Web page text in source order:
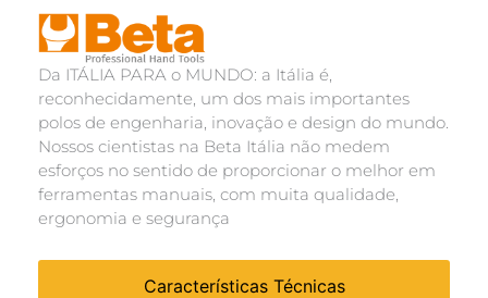
Da ITÁLIA PARA o MUNDO: a Itália é,
reconhecidamente, um dos mais importantes
polos de engenharia, inovação e design do mundo.
Nossos cientistas na Beta Itália não medem
esforços no sentido de proporcionar o melhor em
ferramentas manuais, com muita qualidade,
ergonomia e segurança
Características Técnicas